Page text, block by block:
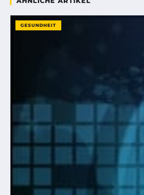
GESUNDHEIT